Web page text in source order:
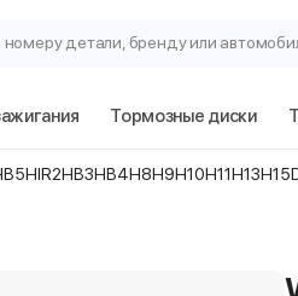
номеру детали, бренду или
Тормозные диски
HIR2HB3HB4H8H9H10H11H13H15